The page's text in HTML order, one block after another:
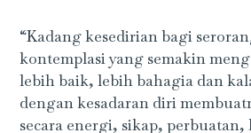
“Kadang kesedirian bagi
kontemplasi yang semakin
lebih baik, lebih bahagia dan
dengan kesadaran diri
secara energi, sikap,